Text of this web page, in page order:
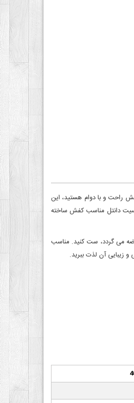
راحت و با دوام هستید، این
دانتل مناسب کفش ساخته
می گردد، ست کنید. مناسب
زیبایی آن لذت ببرید.